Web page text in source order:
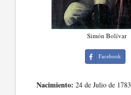
Simón Bolívar
Facebook
Nacimiento: 24 de Julio de 1783